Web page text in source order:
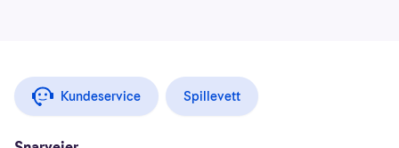
Kundeservice Spillevett